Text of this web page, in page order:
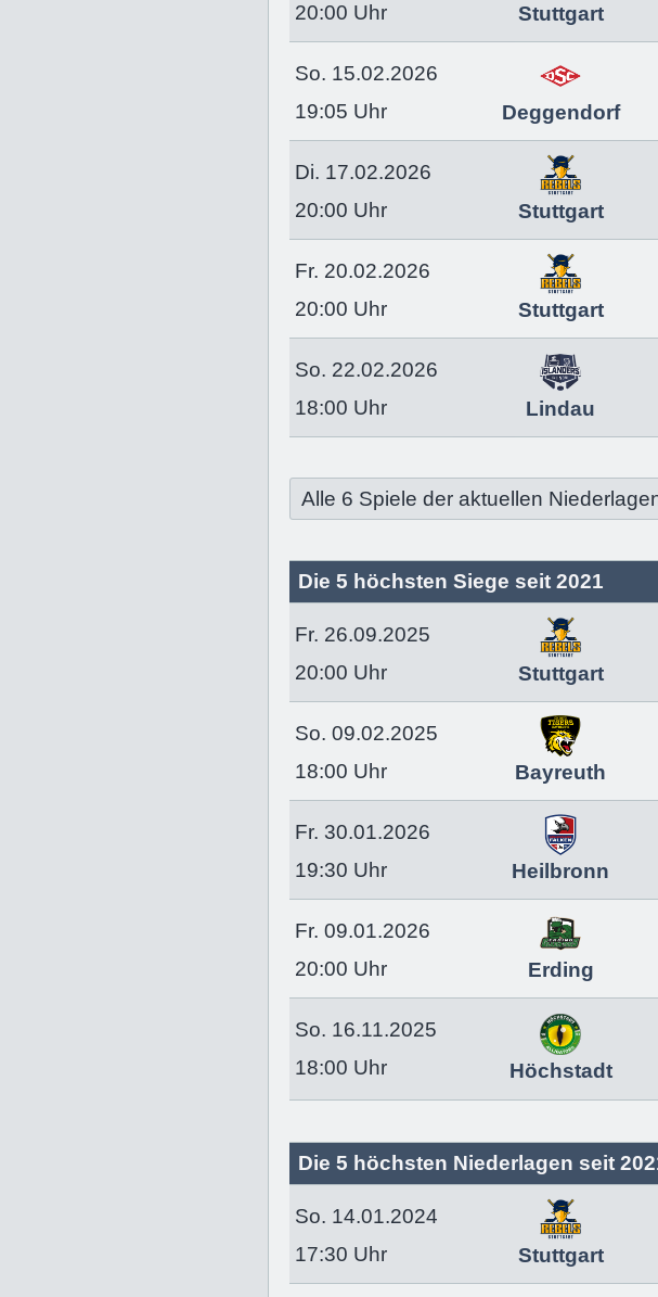
20:00 Uhr
Stuttgart
So. 15.02.2026
19:05 Uhr
Deggendorf
Di. 17.02.2026
20:00 Uhr
Stuttgart
Fr. 20.02.2026
20:00 Uhr
Stuttgart
So. 22.02.2026
18:00 Uhr
Lindau
Alle 6 Spiele der aktuellen
Die 5 höchsten Siege seit 2021
Fr. 26.09.2025
20:00 Uhr
Stuttgart
So. 09.02.2025
18:00 Uhr
Bayreuth
Fr. 30.01.2026
19:30 Uhr
Heilbronn
Fr. 09.01.2026
20:00 Uhr
Erding
So. 16.11.2025
18:00 Uhr
Höchstadt
Die 5 höchsten Niederlagen seit
So. 14.01.2024
17:30 Uhr
Stuttgart